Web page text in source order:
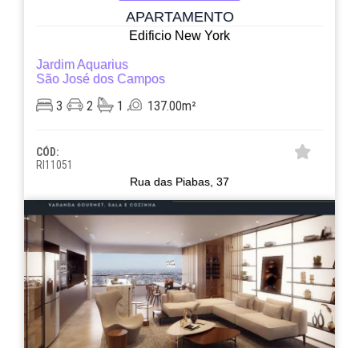
APARTAMENTO
Edificio New York
Jardim Aquarius
São José dos Campos
3 2 1 137.00m²
CÓD:
RI11051
Rua das Piabas, 37